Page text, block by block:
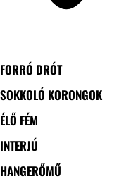
FORRÓ DRÓT
SOKKOLÓ KORONGOK
ÉLŐ FÉM
INTERJÚ
HANGERŐMŰ